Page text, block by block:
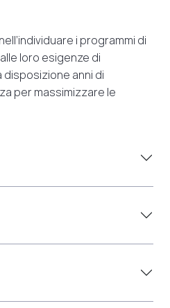
i programmi di
loro esigenze di
anni di
per massimizzare le